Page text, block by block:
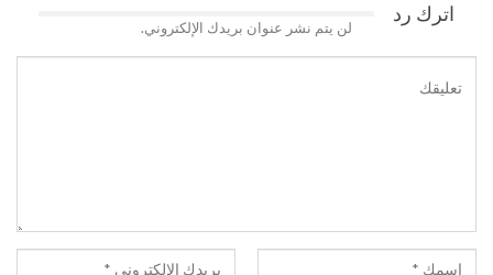
اترك رد
لن يتم نشر عنوان بريدك الإلكتروني.